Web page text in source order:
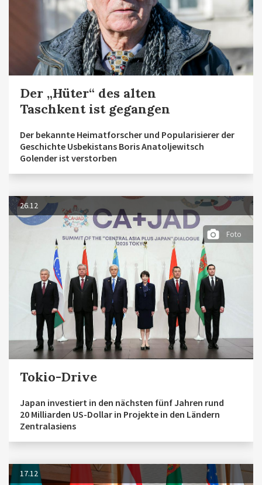
Der „Hüter“ des alten
Taschkent ist gegangen
Der bekannte Heimatforscher und Popularisierer der
Geschichte Usbekistans Boris Anatoljewitsch
Golender ist verstorben
26.12
Foto
Tokio-Drive
Japan investiert in den nächsten fünf Jahren rund
20 Milliarden US-Dollar in Projekte in den Ländern
Zentralasiens
17.12